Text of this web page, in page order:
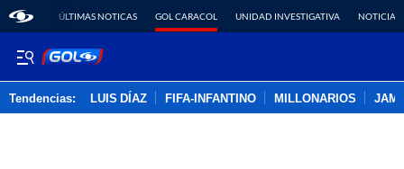
ÚLTIMAS NOTICAS GOL CARACOL UNIDAD INVESTIGATIVA NOTICIAS
Tendencias: LUIS DÍAZ FIFA-INFANTINO MILLONARIOS